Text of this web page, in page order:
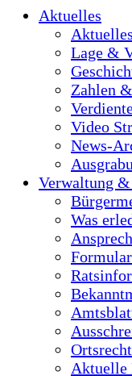
Aktuelles
Aktuelles
Lage &
Zahlen
Video
News-
Verwaltung
Was
Ortsrecht
Aktuelle